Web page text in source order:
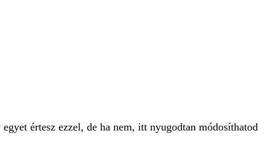
értesz ezzel, de ha nem, itt nyugodtan módosíthatod